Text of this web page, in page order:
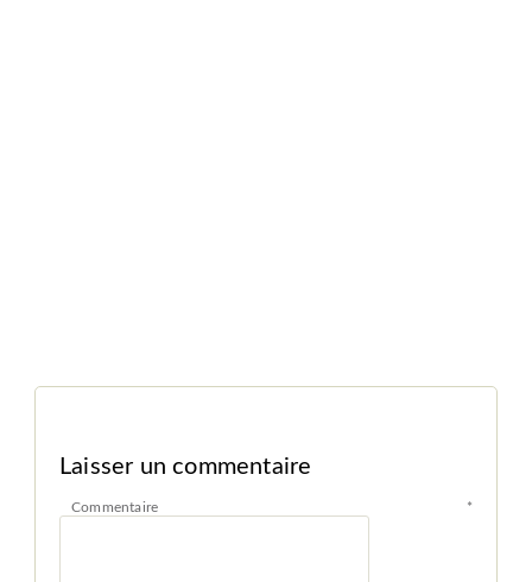
Laisser un commentaire
Commentaire *